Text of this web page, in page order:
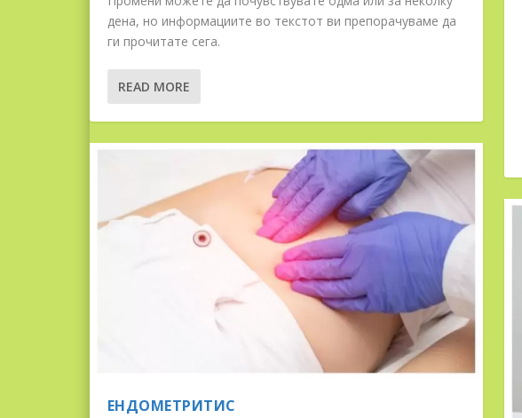
дена, но информациите во текстот ви препорачуваме да
ги прочитате сега.
READ MORE
ЕНДОМЕТРИТИС